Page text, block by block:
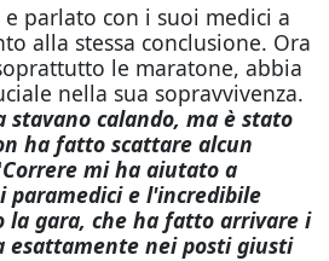
parlato con i suoi medici a
alla stessa conclusione. Ora
le maratone, abbia
nella sua sopravvivenza.
calando, ma è stato
ha fatto scattare alcun
Correre mi ha aiutato a
paramedici e l'incredibile
la gara, che ha fatto arrivare i
esattamente nei posti giusti